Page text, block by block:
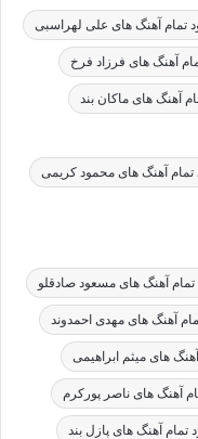
تمام آهنگ های علی لهراسبی
آهنگ های فرزاد فرخ
آهنگ های ماکان بند
تمام آهنگ های محمود کریمی
تمام آهنگ های مسعود صادقلو
آهنگ های مهدی احمدوند
آهنگ های میثم ابراهیمی
آهنگ های ناصر پورکرم
تمام آهنگ های پازل بند